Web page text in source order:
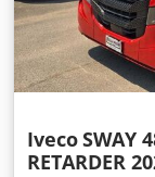
IvecoSWAY
RETARDER